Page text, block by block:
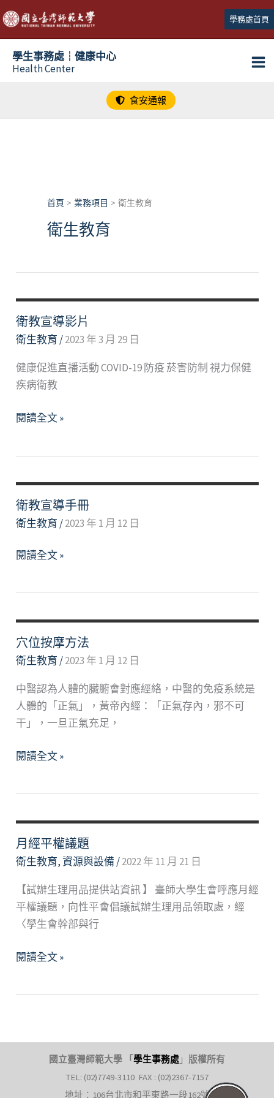
跳
至
主
學務處首頁
學生事務處┆健康中心
Health Center
食安通報
首頁 業務項目 衛生教育
衛生教育
衛教宣導影片
衛生教育 /2023 年 3 月 29 日
健康促進直播活動 COVID-19 防疫 菸害防制 視力保健
疾病衛教
衛
影
片
閱讀全文 »
衛教宣導手冊
衛生教育 /2023 年 1 月 12 日
衛
手
冊
閱讀全文 »
穴位按摩方法
衛生教育 /2023 年 1 月 12 日
中醫認為人體的臟腑會對應經絡，中醫的免疫系統是
人體的「正氣」，黃帝內經：「正氣存內，邪不可
干」，一旦正氣充足，
穴
方
法
閱讀全文 »
月經平權議題
衛生教育,資源與設備 /2022 年 11 月 21 日
【試辦生理用品提供站資訊 】 臺師大學生會呼應月經
平權議題，向性平會倡議試辦生理用品領取處，經
〈學生會幹部與行
月
題
閱讀全文 »
國立臺灣師範大學 「 學生事務處 」 版權所有
TEL: (02)7749-3110 FAX : (02)2367-7157
地址：106台北市和平東路一段162號